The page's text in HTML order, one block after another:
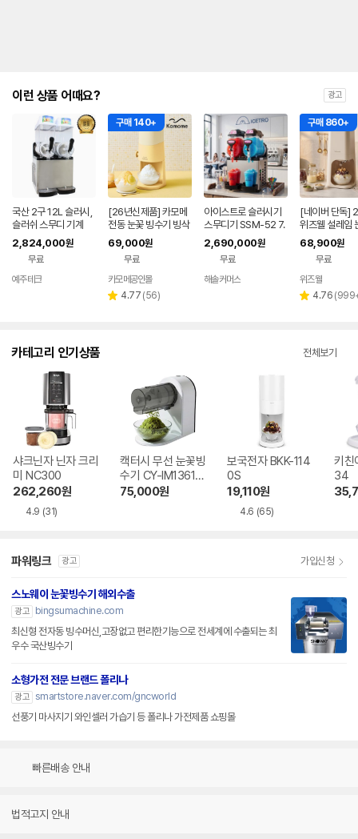
이런 상품 어때요? 광고
국산 2구 12L 슬러시,
슬러쉬 스무디 기계
2,824,000원
무료
예주테크
구매 140+
[26년신제품] 카모메
전동 눈꽃 빙수기 빙삭
기 KAM-SF27B
69,000원
무료
페이
카모메공인몰
별 4.77 리
(56)
아이스트로 슬러시기
스무디기 SSM-52 7.
5리터 2구 놀이동산,
스터디카페,식장,골프
장 필수 아이템
2,690,000원
무료
해솔커머스
구매 860+
[네이버 단독]
위즈웰 설레임
수기 팥빙수 기
기 제빙기 우유
68,900원
무료
페이
위즈웰
별 4.76 리
(
카테고리 인기상품 전체보기
샤크닌자 닌자 크리
미 NC300
262,260원
4.9 (31)
캑터시 무선 눈꽃빙
수기 CY-IM1361W
H
75,000원
보국전자 BKK-114
0S
19,110원
4.6 (65)
키친
34
파워링크 광고 가입신청
스노웨이 눈꽃빙수기 해외수출
광고
bingsumachine.com
최신형 전자동 빙수머신,고장없고 편리한기능으로 전세계에 수출되는 최
우수 국산빙수기
소형가전 전문 브랜드 폴리나
광고 smartstore.naver.com/gncworld
선풍기 마사지기 와인셀러 가습기 등 폴리나 가전제품 쇼핑몰
빠른배송 안내
법적고지 안내